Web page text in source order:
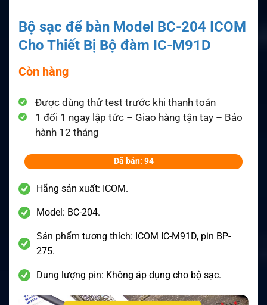
Bộ sạc để bàn Model BC-204 ICOM
Cho Thiết Bị Bộ đàm IC-M91D
Còn hàng
Được dùng thử test trước khi thanh toán
1 đổi 1 ngay lập tức – Giao hàng tận tay – Bảo
hành 12 tháng
Đã bán: 94
Hãng sản xuất: ICOM.
Model: BC-204.
Sản phẩm tương thích: ICOM IC-M91D, pin BP-
275.
Dung lượng pin: Không áp dụng cho bộ sạc.